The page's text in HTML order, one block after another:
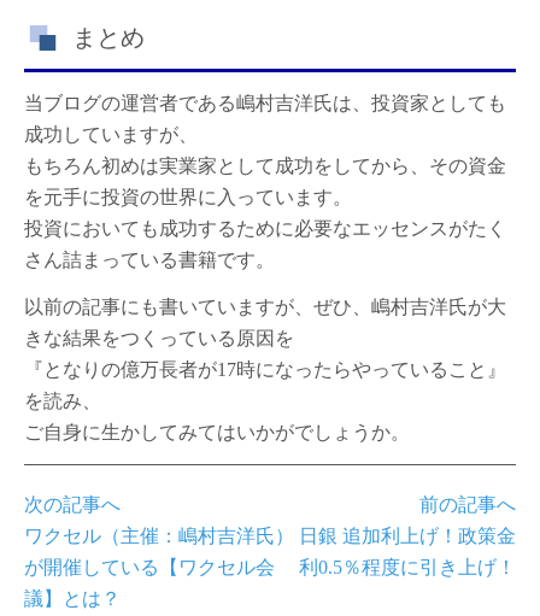
まとめ
当ブログの運営者である嶋村吉洋氏は、投資家としても
成功していますが、
もちろん初めは実業家として成功をしてから、その資金
を元手に投資の世界に入っています。
投資においても成功するために必要なエッセンスがたく
さん詰まっている書籍です。
以前の記事にも書いていますが、ぜひ、嶋村吉洋氏が大
きな結果をつくっている原因を
『となりの億万長者が17時になったらやっていること』
を読み、
ご自身に生かしてみてはいかがでしょうか。
前の記事へ
日銀 追加利上げ！政策金
利0.5％程度に引き上げ！
次の記事へ
ワクセル（主催：嶋村吉洋氏）
が開催している【ワクセル会
議】とは？